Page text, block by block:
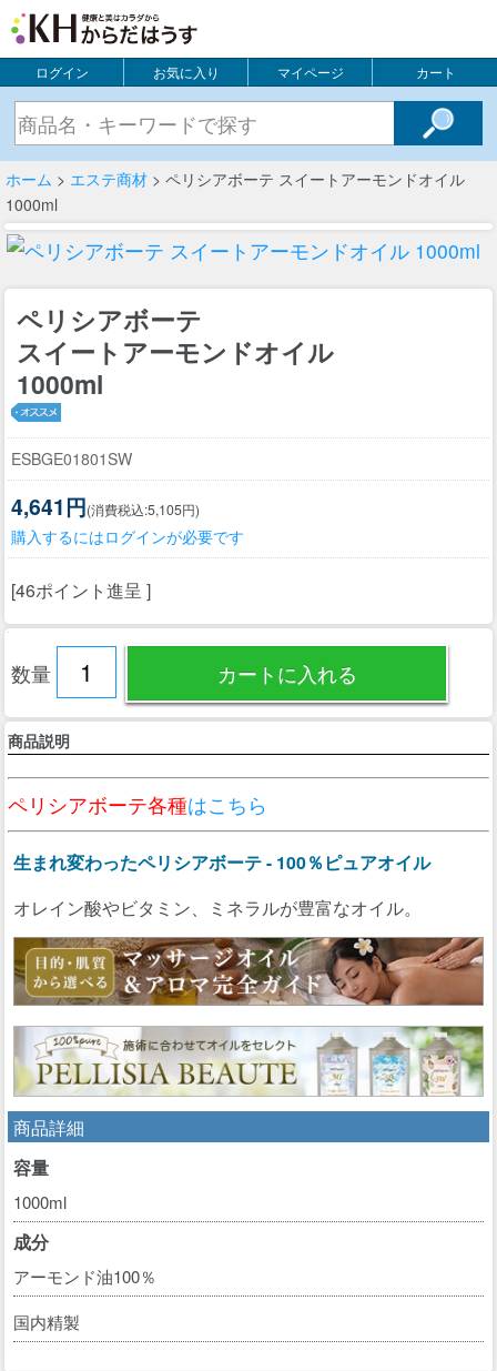
ログイン お気に入り マイページ カート
ホーム > エステ商材 > ペリシアボーテ スイートアーモンドオイル
1000ml
ペリシアボーテ
スイートアーモンドオイル
1000ml
ESBGE01801SW
4,641円(消費税込:5,105円)
購入するにはログインが必要です
[46ポイント進呈 ]
数量
商品説明
ペリシアボーテ各種はこちら
生まれ変わったペリシアボーテ - 100％ピュアオイル
オレイン酸やビタミン、ミネラルが豊富なオイル。
商品詳細
容量
1000ml
成分
アーモンド油100％
国内精製